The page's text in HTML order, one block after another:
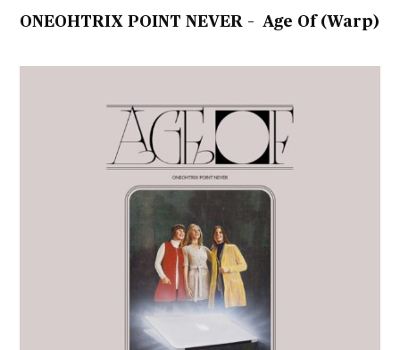
ONEOHTRIX POINT NEVER – Age Of (Warp)